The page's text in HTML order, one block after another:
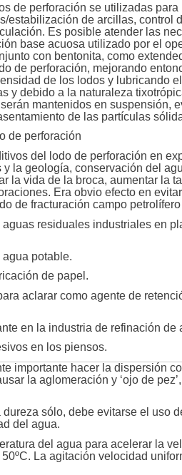
de perforación se utilizadas
estabilización de arcillas, control
Es posible atender las
base acuosa utilizado por el
con bentonita, como
de perforación, mejorando
de los lodos y lubricando
y debido a la naturaleza
mantenidos en suspensión,
de las partículas
de perforación
del lodo de perforación en
y la geología, conservación del
la vida de la broca, aumentar la
Era obvio efecto en
de fracturación campo
aguas residuales industriales en
agua potable.
de papel.
aclarar como agente de
en la industria de refinación de
en los piensos.
importante hacer la dispersión
la aglomeración y ‘ojo de
dureza sólo, debe evitarse el uso
del agua.
del agua para acelerar la
La agitación velocidad